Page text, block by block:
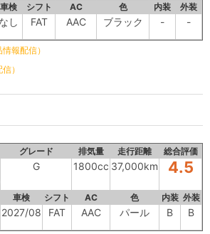
車検 シフト AC 色 内装 外装
なし FAT AAC ブラック - -
報配信）
）
グレード 排気量 走行距離 総合評価
G 1800cc 37,000km 4.5
車検 シフト AC 色 内装 外装
2027/08 FAT AAC パール B B